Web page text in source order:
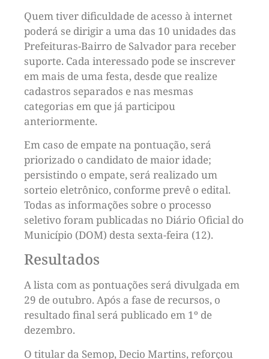
Quem tiver dificuldade de acesso à internet
poderá se dirigir a uma das 10 unidades das
Prefeituras-Bairro de Salvador para receber
suporte. Cada interessado pode se inscrever
em mais de uma festa, desde que realize
cadastros separados e nas mesmas
categorias em que já participou
anteriormente.
Em caso de empate na pontuação, será
priorizado o candidato de maior idade;
persistindo o empate, será realizado um
sorteio eletrônico, conforme prevê o edital.
Todas as informações sobre o processo
seletivo foram publicadas no Diário Oficial do
Município (DOM) desta sexta-feira (12).
Resultados
A lista com as pontuações será divulgada em
29 de outubro. Após a fase de recursos, o
resultado final será publicado em 1º de
dezembro.
O titular da Semop, Decio Martins, reforçou